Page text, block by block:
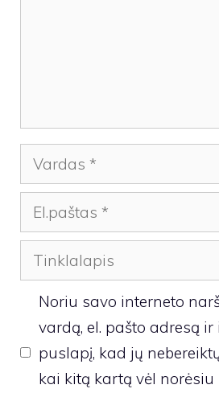
Vardas
El.paštas
Tinklalapis
Noriu savo interneto
vardą, el. pašto adresą ir
puslapį, kad jų
kai kitą kartą vėl norėsiu